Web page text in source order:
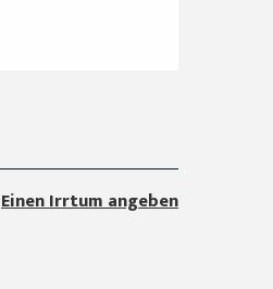
Einen Irrtum angeben